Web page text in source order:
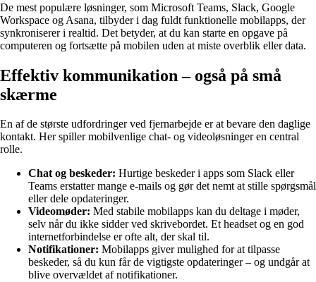
De mest populære løsninger, som Microsoft Teams, Slack, Google
Workspace og Asana, tilbyder i dag fuldt funktionelle mobilapps, der
synkroniserer i realtid. Det betyder, at du kan starte en opgave på
computeren og fortsætte på mobilen uden at miste overblik eller data.
Effektiv kommunikation – også på små
skærme
En af de største udfordringer ved fjernarbejde er at bevare den daglige
kontakt. Her spiller mobilvenlige chat- og videoløsninger en central
rolle.
Chat og beskeder: Hurtige beskeder i apps som Slack eller
Teams erstatter mange e-mails og gør det nemt at stille spørgsmål
eller dele opdateringer.
Videomøder: Med stabile mobilapps kan du deltage i møder,
selv når du ikke sidder ved skrivebordet. Et headset og en god
internetforbindelse er ofte alt, der skal til.
Notifikationer: Mobilapps giver mulighed for at tilpasse
beskeder, så du kun får de vigtigste opdateringer – og undgår at
blive overvældet af notifikationer.